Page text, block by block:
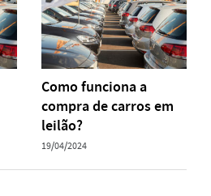
Como funciona a
compra de carros em
leilão?
19/04/2024